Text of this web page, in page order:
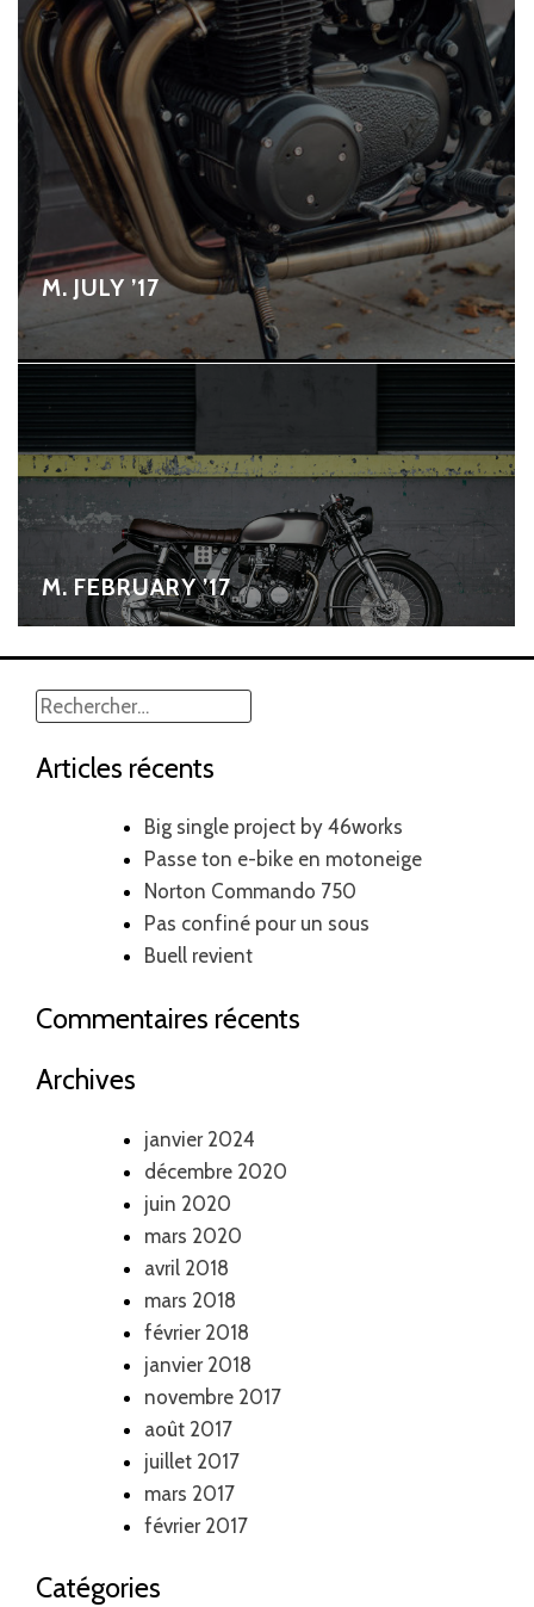
M. JULY ’17
M. FEBRUARY ’17
Rechercher :
Articles récents
Big single project by 46works
Passe ton e-bike en motoneige
Norton Commando 750
Pas confiné pour un sous
Buell revient
Commentaires récents
Archives
janvier 2024
décembre 2020
juin 2020
mars 2020
avril 2018
mars 2018
février 2018
janvier 2018
novembre 2017
août 2017
juillet 2017
mars 2017
février 2017
Catégories